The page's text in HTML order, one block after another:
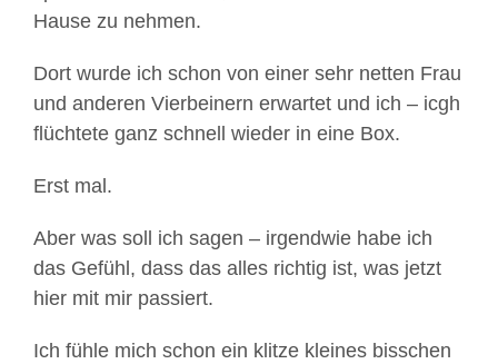
Hause zu nehmen.
Dort wurde ich schon von einer sehr netten Frau
und anderen Vierbeinern erwartet und ich – icgh
flüchtete ganz schnell wieder in eine Box.
Erst mal.
Aber was soll ich sagen – irgendwie habe ich
das Gefühl, dass das alles richtig ist, was jetzt
hier mit mir passiert.
Ich fühle mich schon ein klitze kleines bisschen